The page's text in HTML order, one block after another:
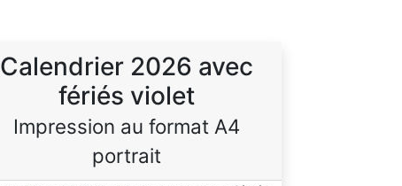
Calendrier 2026 avec
fériés violet
Impression au format A4
portrait